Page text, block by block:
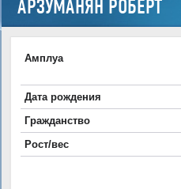
АРЗУМАНЯН РОБЕРТ
Амплуа
Дата рождения
Гражданство
Рост/вес